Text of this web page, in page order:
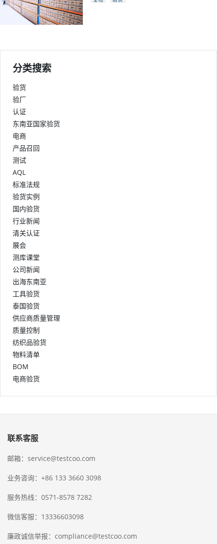
分类搜索
验货
验厂
认证
东南亚国家验货
电商
产品召回
测试
AQL
标准法规
验货实例
国内验货
行业新闻
清关认证
展会
测库课堂
公司新闻
出海东南亚
工具验货
泰国验货
供应商质量管理
质量控制
纺织品验货
物料清单
BOM
电商验货
联系客服
邮箱：service@testcoo.com
业务咨询：+86 133 3660 3098
服务热线：0571-8578 7282
微信客服：13336603098
廉政诚信举报：compliance@testcoo.com